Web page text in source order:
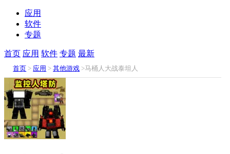
应用
软件
专题
首页 应用 软件 专题 最新
首页 > 应用 >其他游戏 >马桶人大战泰坦人